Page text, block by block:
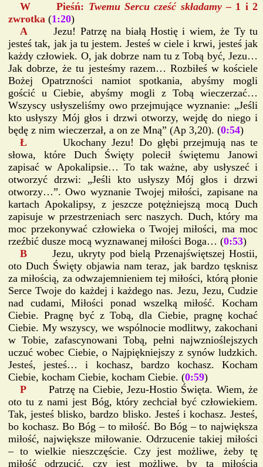
W Pieśń: Twemu Sercu cześć składamy– 1 i 2
zwrotka (1:20)
AJezu! Patrzę na białą Hostię i wiem, że Ty tu
jesteś tak, jak ja tu jestem. Jesteś w ciele i krwi, jesteś jak
każdy człowiek. O, jak dobrze nam tu z Tobą być, Jezu…
Jak dobrze, że tu jesteśmy razem… Rozbiłeś w kościele
Bożej Opatrzności namiot spotkania, abyśmy mogli
gościć u Ciebie, abyśmy mogli z Tobą wieczerzać…
Wszyscy usłyszeliśmy owo przejmujące wyznanie: „Jeśli
kto usłyszy Mój głos i drzwi otworzy, wejdę do niego i
będę z nim wieczerzał, a on ze Mną” (Ap 3,20). (0:54)
ŁUkochany Jezu! Do głębi przejmują nas te
słowa, które Duch Święty polecił świętemu Janowi
zapisać w Apokalipsie… To tak ważne, aby usłyszeć i
otworzyć drzwi: „Jeśli kto usłyszy Mój głos i drzwi
otworzy…”. Owo wyznanie Twojej miłości, zapisane na
kartach Apokalipsy, z jeszcze potężniejszą mocą Duch
zapisuje w przestrzeniach serc naszych. Duch, który ma
moc przekonywać człowieka o Twojej miłości, ma moc
rzeźbić dusze mocą wyznawanej miłości Boga… (0:53)
B Jezu, ukryty pod bielą Przenajświętszej Hostii,
oto Duch Święty objawia nam teraz, jak bardzo tęsknisz
za miłością, za odwzajemnieniem tej miłości, którą płonie
Serce Twoje do każdej i każdego nas. Jezu, Jezu, Cudzie
nad cudami, Miłości ponad wszelką miłość. Kocham
Ciebie. Pragnę być z Tobą, dla Ciebie, pragnę kochać
Ciebie. My wszyscy, we wspólnocie modlitwy, zakochani
w Tobie, zafascynowani Tobą, pełni najwznioślejszych
uczuć wobec Ciebie, o Najpiękniejszy z synów ludzkich.
Jesteś, jesteś… i kochasz, bardzo kochasz. Kocham
Ciebie, kocham Ciebie, kocham Ciebie. (0:59)
P Patrzę na Ciebie, Jezu-Hostio Święta. Wiem, że
oto tu z nami jest Bóg, który zechciał być człowiekiem.
Tak, jesteś blisko, bardzo blisko. Jesteś i kochasz. Jesteś,
bo kochasz. Bo Bóg – to miłość. Bo Bóg – to największa
miłość, największe miłowanie. Odrzucenie takiej miłości
– to wielkie nieszczęście. Czy jest możliwe, żeby tę
miłość odrzucić, czy jest możliwe, by tą miłością